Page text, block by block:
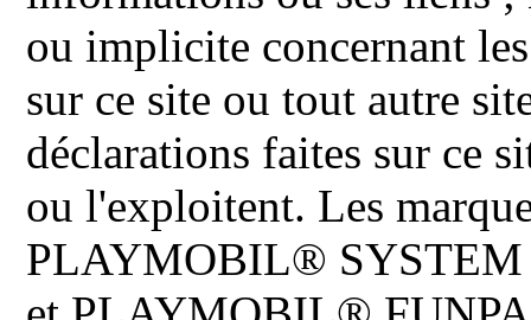
ou implicite concernant
sur ce site ou tout autre
déclarations faites sur ce
ou l'exploitent. Les
PLAYMOBIL®